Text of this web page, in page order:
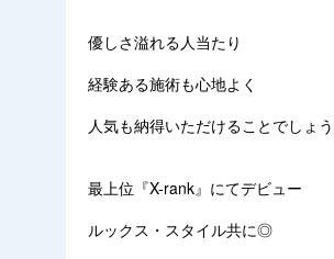
優しさ溢れる人当たり
経験ある施術も心地よく
人気も納得いただけることでしょう
最上位『X-rank』にてデビュー
ルックス・スタイル共に◎